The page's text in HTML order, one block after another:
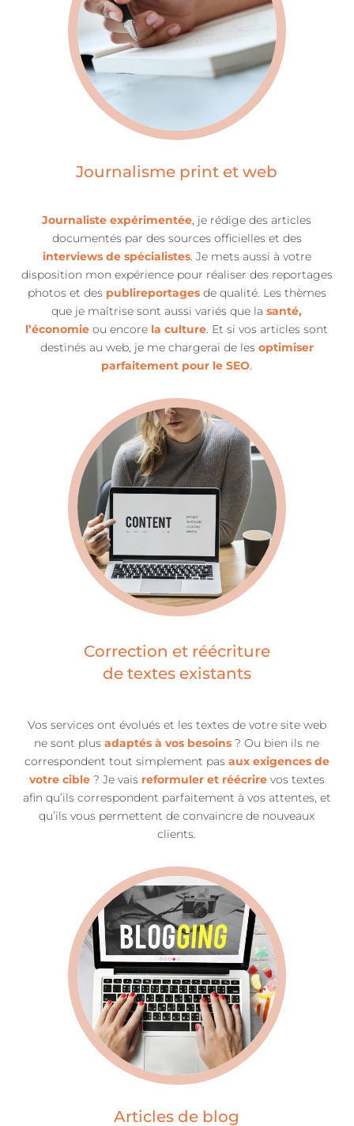
Journalisme print et web
Journaliste expérimentée, je rédige des articles
documentés par des sources officielles et des
interviews de spécialistes. Je mets aussi à votre
disposition mon expérience pour réaliser des reportages
photos et des publireportagesde qualité. Les thèmes
que je maîtrise sont aussi variés que lasanté,
l’économie ou encore la culture. Et si vos articles sont
destinés au web, je me chargerai de les optimiser
parfaitement pour le SEO.
Correction et réécriture
de textes existants
Vos services ont évolués et les textes de votre site web
ne sont plusadaptés à vos besoins ? Ou bien ils ne
correspondent tout simplement pas aux exigences de
votre cible? Je vais reformuler et réécrirevos textes
afin qu’ils correspondent parfaitement à vos attentes, et
qu’ils vous permettent de convaincre de nouveaux
clients.
Articles de blog